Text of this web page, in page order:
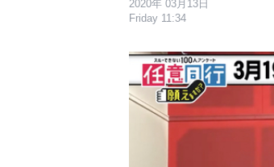
2020年 03月13日
Friday 11:34